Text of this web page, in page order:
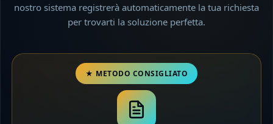
nostro sistema registrerà automaticamente la tua richiesta
per trovarti la soluzione perfetta.